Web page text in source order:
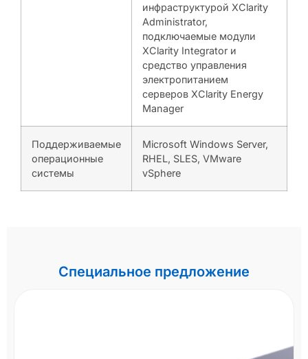
инфраструктурой XClarity
Administrator,
подключаемые модули
XClarity Integrator и
средство управления
электропитанием
серверов XClarity Energy
Manager
Поддерживаемые
операционные
системы
Microsoft Windows Server,
RHEL, SLES, VMware
vSphere
Специальное предложение